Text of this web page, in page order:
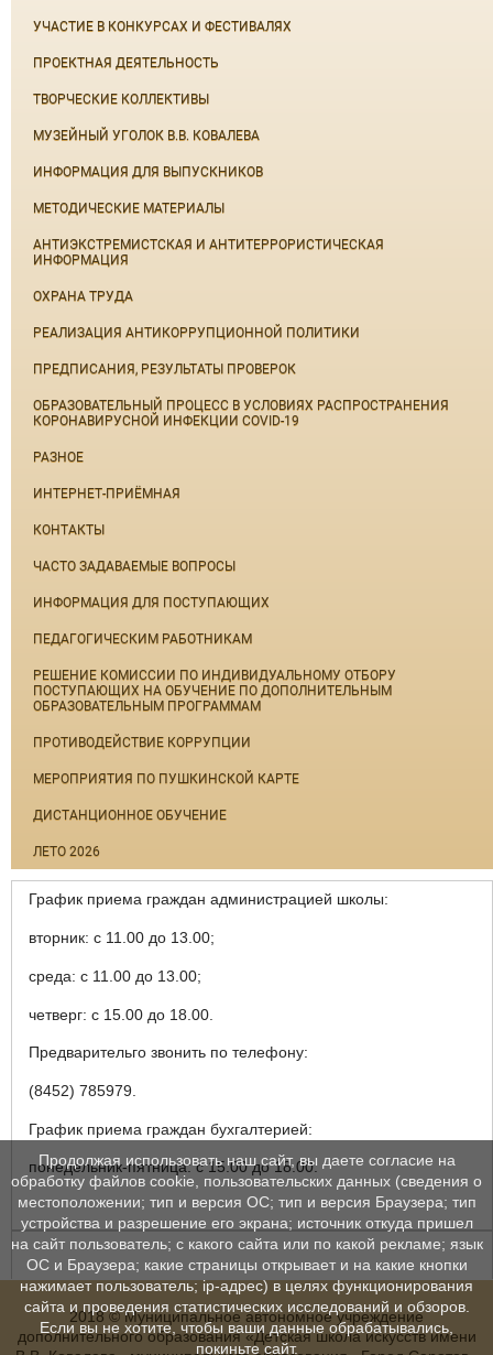
УЧАСТИЕ В КОНКУРСАХ И ФЕСТИВАЛЯХ
ПРОЕКТНАЯ ДЕЯТЕЛЬНОСТЬ
ТВОРЧЕСКИЕ КОЛЛЕКТИВЫ
МУЗЕЙНЫЙ УГОЛОК В.В. КОВАЛЕВА
ИНФОРМАЦИЯ ДЛЯ ВЫПУСКНИКОВ
МЕТОДИЧЕСКИЕ МАТЕРИАЛЫ
АНТИЭКСТРЕМИСТСКАЯ И АНТИТЕРРОРИСТИЧЕСКАЯ
ИНФОРМАЦИЯ
ОХРАНА ТРУДА
РЕАЛИЗАЦИЯ АНТИКОРРУПЦИОННОЙ ПОЛИТИКИ
ПРЕДПИСАНИЯ, РЕЗУЛЬТАТЫ ПРОВЕРОК
ОБРАЗОВАТЕЛЬНЫЙ ПРОЦЕСС В УСЛОВИЯХ РАСПРОСТРАНЕНИЯ
КОРОНАВИРУСНОЙ ИНФЕКЦИИ COVID-19
РАЗНОЕ
ИНТЕРНЕТ-ПРИЁМНАЯ
КОНТАКТЫ
ЧАСТО ЗАДАВАЕМЫЕ ВОПРОСЫ
ИНФОРМАЦИЯ ДЛЯ ПОСТУПАЮЩИХ
ПЕДАГОГИЧЕСКИМ РАБОТНИКАМ
РЕШЕНИЕ КОМИССИИ ПО ИНДИВИДУАЛЬНОМУ ОТБОРУ
ПОСТУПАЮЩИХ НА ОБУЧЕНИЕ ПО ДОПОЛНИТЕЛЬНЫМ
ОБРАЗОВАТЕЛЬНЫМ ПРОГРАММАМ
ПРОТИВОДЕЙСТВИЕ КОРРУПЦИИ
МЕРОПРИЯТИЯ ПО ПУШКИНСКОЙ КАРТЕ
ДИСТАНЦИОННОЕ ОБУЧЕНИЕ
ЛЕТО 2026
График приема граждан администрацией школы:
вторник: с 11.00 до 13.00;
среда: с 11.00 до 13.00;
четверг: с 15.00 до 18.00.
Предварительго звонить по телефону:
(8452) 785979.
График приема граждан бухгалтерией:
понедельник-пятница: с 15.00 до 18.00.
2018 © Муниципальное автономное учреждение
дополнительного образования «Детская школа искусств имени
Продолжая использовать наш сайт, вы даете согласие на
обработку файлов cookie, пользовательских данных (сведения о
местоположении; тип и версия ОС; тип и версия Браузера; тип
устройства и разрешение его экрана; источник откуда пришел
на сайт пользователь; с какого сайта или по какой рекламе; язык
ОС и Браузера; какие страницы открывает и на какие кнопки
нажимает пользователь; ip-адрес) в целях функционирования
сайта и проведения статистических исследований и обзоров.
Если вы не хотите, чтобы ваши данные обрабатывались,
покиньте сайт.